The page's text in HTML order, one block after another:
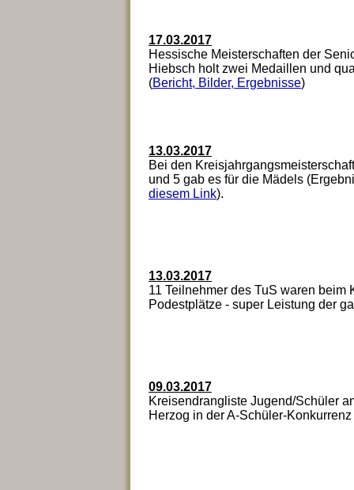
17.03.2017
Hessische Meisterschaften der
Hiebsch holt zwei Medaillen und
(Bericht, Bilder, Ergebnisse)
13.03.2017
Bei den
und 5 gab es für die Mädels
diesem Link).
13.03.2017
11 Teilnehmer des TuS waren
Podestplätze - super Leistung der
09.03.2017
Kreisendrangliste Jugend/Schüler
Herzog in der A-Schüler-Konkurrenz